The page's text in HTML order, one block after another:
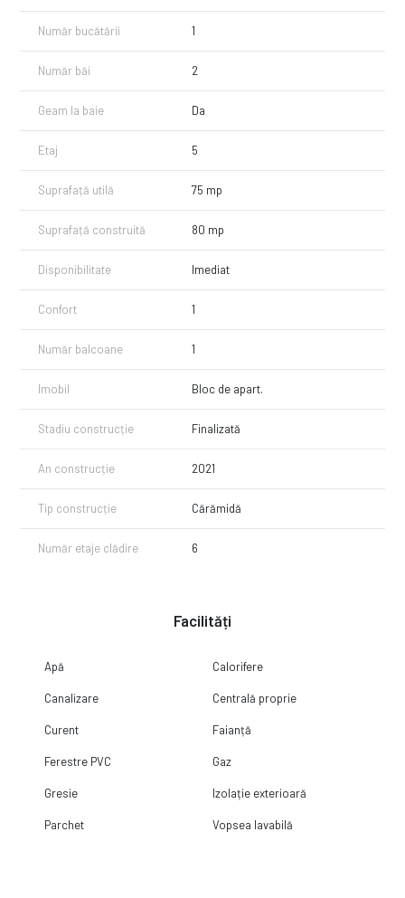
Număr bucătării 1
Număr băi 2
Geam la baie Da
Etaj 5
Suprafață utilă 75 mp
Suprafață construită 80 mp
Disponibilitate Imediat
Confort 1
Număr balcoane 1
Imobil Bloc de apart.
Stadiu construcție Finalizată
An construcție 2021
Tip construcție Cărămidă
Număr etaje clădire 6
Facilități
Apă Calorifere
Canalizare Centrală proprie
Curent Faianță
Ferestre PVC Gaz
Gresie Izolație exterioară
Parchet Vopsea lavabilă